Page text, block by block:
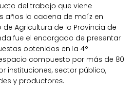
del trabajo que viene
años la cadena de maíz en
de Agricultura de la Provincia de
fue el encargado de presentar
obtenidos en la 4°
compuesto por más de 80
instituciones, sector público,
y productores.